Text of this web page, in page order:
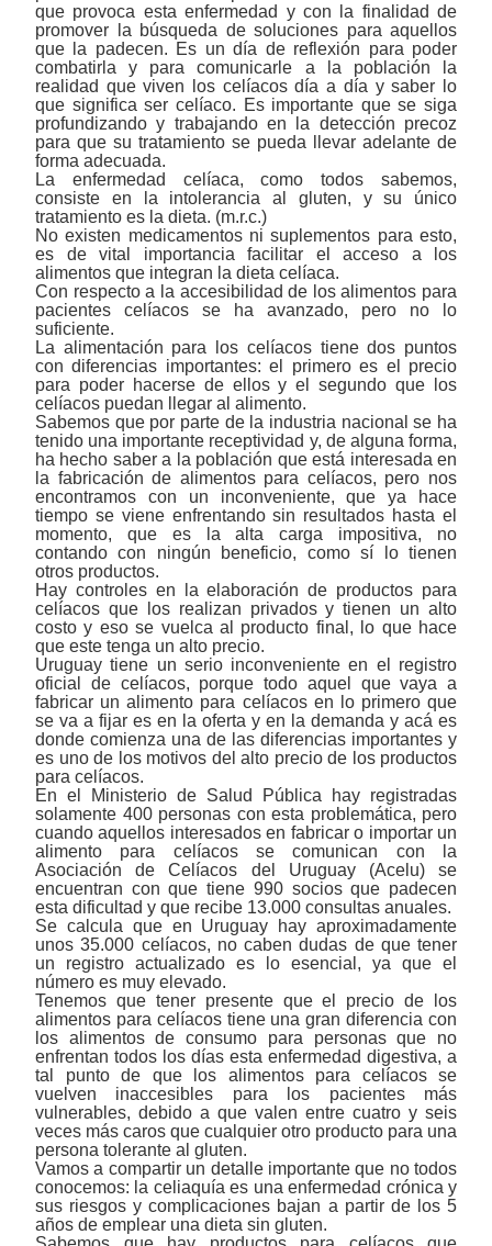
que provoca esta enfermedad y con la finalidad de
promover la búsqueda de soluciones para aquellos
que la padecen. Es un día de reflexión para poder
combatirla y para comunicarle a la población la
realidad que viven los celíacos día a día y saber lo
que significa ser celíaco. Es importante que se siga
profundizando y trabajando en la detección precoz
para que su tratamiento se pueda llevar adelante de
forma adecuada.
La enfermedad celíaca, como todos sabemos,
consiste en la intolerancia al gluten, y su único
tratamiento es la dieta. (m.r.c.)
No existen medicamentos ni suplementos para esto,
es de vital importancia facilitar el acceso a los
alimentos que integran la dieta celíaca.
Con respecto a la accesibilidad de los alimentos para
pacientes celíacos se ha avanzado, pero no lo
suficiente.
La alimentación para los celíacos tiene dos puntos
con diferencias importantes: el primero es el precio
para poder hacerse de ellos y el segundo que los
celíacos puedan llegar al alimento.
Sabemos que por parte de la industria nacional se ha
tenido una importante receptividad y, de alguna forma,
ha hecho saber a la población que está interesada en
la fabricación de alimentos para celíacos, pero nos
encontramos con un inconveniente, que ya hace
tiempo se viene enfrentando sin resultados hasta el
momento, que es la alta carga impositiva, no
contando con ningún beneficio, como sí lo tienen
otros productos.
Hay controles en la elaboración de productos para
celíacos que los realizan privados y tienen un alto
costo y eso se vuelca al producto final, lo que hace
que este tenga un alto precio.
Uruguay tiene un serio inconveniente en el registro
oficial de celíacos, porque todo aquel que vaya a
fabricar un alimento para celíacos en lo primero que
se va a fijar es en la oferta y en la demanda y acá es
donde comienza una de las diferencias importantes y
es uno de los motivos del alto precio de los productos
para celíacos.
En el Ministerio de Salud Pública hay registradas
solamente 400 personas con esta problemática, pero
cuando aquellos interesados en fabricar o importar un
alimento para celíacos se comunican con la
Asociación de Celíacos del Uruguay (Acelu) se
encuentran con que tiene 990 socios que padecen
esta dificultad y que recibe 13.000 consultas anuales.
Se calcula que en Uruguay hay aproximadamente
unos 35.000 celíacos, no caben dudas de que tener
un registro actualizado es lo esencial, ya que el
número es muy elevado.
Tenemos que tener presente que el precio de los
alimentos para celíacos tiene una gran diferencia con
los alimentos de consumo para personas que no
enfrentan todos los días esta enfermedad digestiva, a
tal punto de que los alimentos para celíacos se
vuelven inaccesibles para los pacientes más
vulnerables, debido a que valen entre cuatro y seis
veces más caros que cualquier otro producto para una
persona tolerante al gluten.
Vamos a compartir un detalle importante que no todos
conocemos: la celiaquía es una enfermedad crónica y
sus riesgos y complicaciones bajan a partir de los 5
años de emplear una dieta sin gluten.